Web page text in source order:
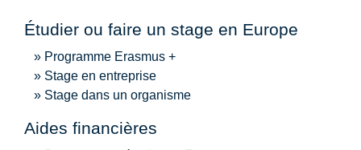
Étudier ou faire un stage en Europe
Programme Erasmus +
Stage en entreprise
Stage dans un organisme
Aides financières